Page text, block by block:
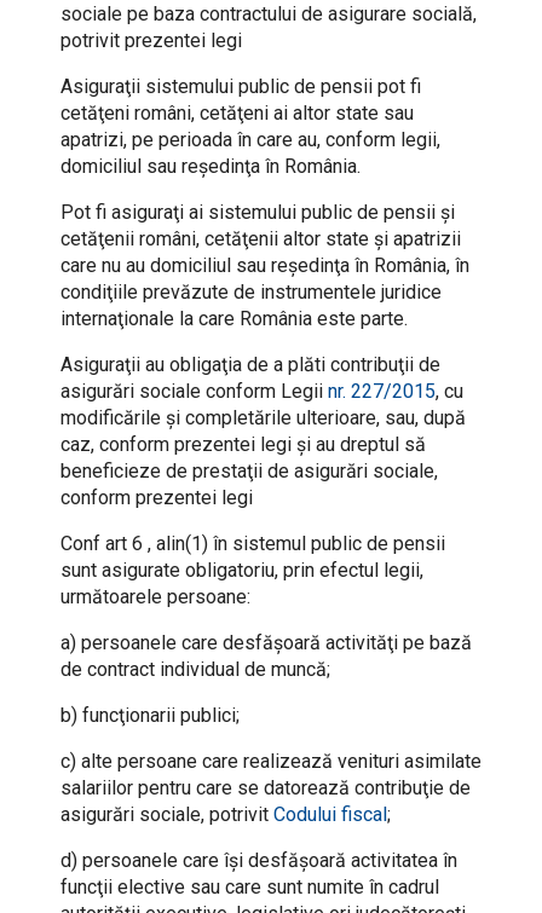
sociale pe baza contractului de asigurare socială,
potrivit prezentei legi
Asiguraţii sistemului public de pensii pot fi
cetăţeni români, cetăţeni ai altor state sau
apatrizi, pe perioada în care au, conform legii,
domiciliul sau reşedinţa în România.
Pot fi asiguraţi ai sistemului public de pensii şi
cetăţenii români, cetăţenii altor state şi apatrizii
care nu au domiciliul sau reşedinţa în România, în
condiţiile prevăzute de instrumentele juridice
internaţionale la care România este parte.
Asiguraţii au obligaţia de a plăti contribuţii de
asigurări sociale conform Legii nr. 227/2015, cu
modificările şi completările ulterioare, sau, după
caz, conform prezentei legi şi au dreptul să
beneficieze de prestaţii de asigurări sociale,
conform prezentei legi
Conf art 6 , alin(1) în sistemul public de pensii
sunt asigurate obligatoriu, prin efectul legii,
următoarele persoane:
a) persoanele care desfăşoară activităţi pe bază
de contract individual de muncă;
b) funcţionarii publici;
c) alte persoane care realizează venituri asimilate
salariilor pentru care se datorează contribuţie de
asigurări sociale, potrivit Codului fiscal;
d) persoanele care îşi desfăşoară activitatea în
funcţii elective sau care sunt numite în cadrul